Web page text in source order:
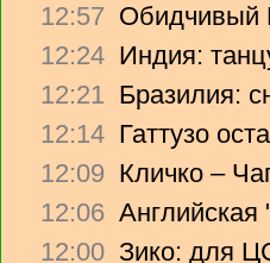
12:57 Обидчивый
12:24 Индия:
12:21 Бразилия:
12:14 Гаттузо
12:09 Кличко –
12:06
12:00 Зико: для